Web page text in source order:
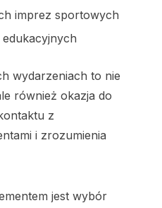
imprez sportowych
wydarzeniach to nie
również okazja do
z
i zrozumienia
jest wybór